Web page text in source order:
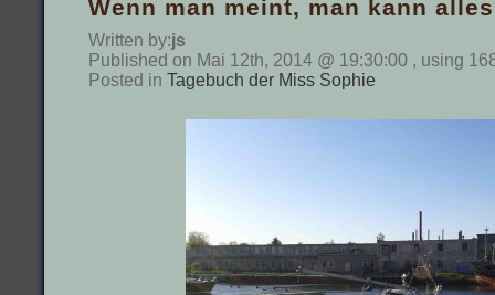
Wenn man meint, man kann
Written by:js
Published on Mai 12th, 2014 @ 19:30:00 , using
Posted in Tagebuch der Miss Sophie